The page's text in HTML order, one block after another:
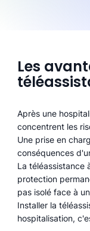
Les
Après une
concentrent les
Une prise en
conséquences
La téléassistance
protection
pas isolé face à
Installer la
hospitalisation,